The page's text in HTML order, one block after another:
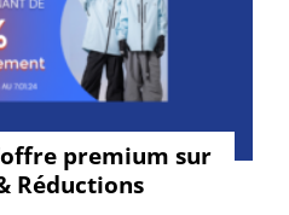
premium sur
Réductions